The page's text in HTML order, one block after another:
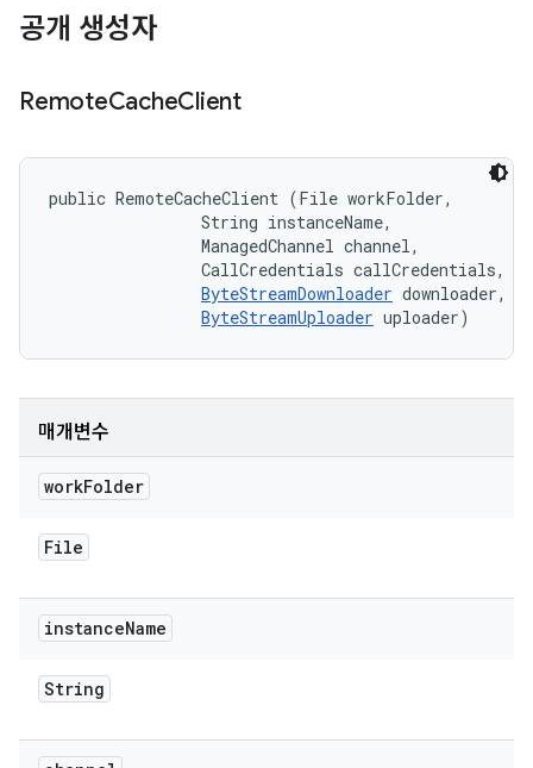
공개 생성자
RemoteCacheClient
public RemoteCacheClient (File workFolder,
                String instanceName,
                ManagedChannel channel,
                CallCredentials callCredentials,
ByteStreamDownloader downloader,
ByteStreamUploader uploader)
매개변수
workFolder
File
instanceName
String